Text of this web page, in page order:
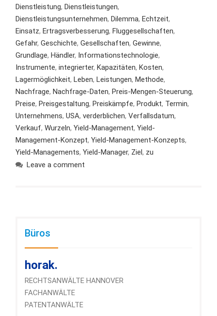
Dienstleistung, Dienstleistungen,
Dienstleistungsunternehmen, Dilemma, Echtzeit,
Einsatz, Ertragsverbesserung, Fluggesellschaften,
Gefahr, Geschichte, Gesellschaften, Gewinne,
Grundlage, Händler, Informationstechnologie,
Instrumente, integrierter, Kapazitäten, Kosten,
Lagermöglichkeit, Leben, Leistungen, Methode,
Nachfrage, Nachfrage-Daten, Preis-Mengen-Steuerung,
Preise, Preisgestaltung, Preiskämpfe, Produkt, Termin,
Unternehmens, USA, verderblichen, Verfallsdatum,
Verkauf, Wurzeln, Yield-Management, Yield-
Management-Konzept, Yield-Management-Konzepts,
Yield-Managements, Yield-Manager, Ziel, zu
Leave a comment
Büros
horak.
RECHTSANWÄLTE HANNOVER
FACHANWÄLTE
PATENTANWÄLTE